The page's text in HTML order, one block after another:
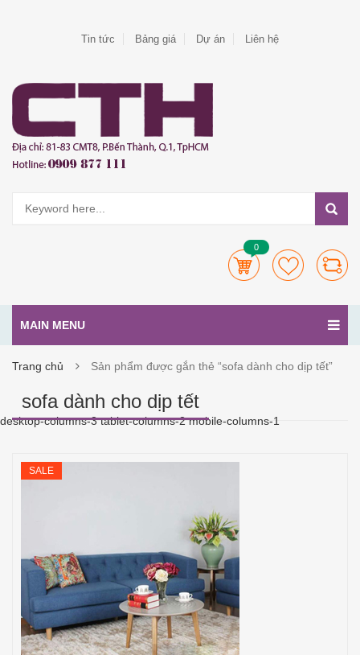
Tin tức Bảng giá Dự án Liên hệ
0
MAIN MENU
Trang chủ Sản phẩm được gắn thẻ “sofa dành cho dịp tết”
sofa dành cho dịp tết
desktop-columns-3 tablet-columns-2 mobile-columns-1
SALE